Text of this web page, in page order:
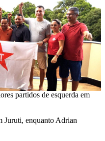
partidos de esquerda em
Juruti, enquanto Adrian